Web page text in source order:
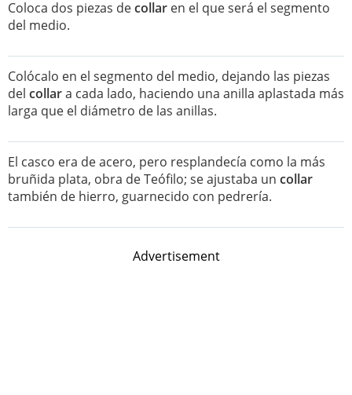
Coloca dos piezas decollar en el que será el segmento
del medio.
Colócalo en el segmento del medio, dejando las piezas
del collara cada lado, haciendo una anilla aplastada más
larga que el diámetro de las anillas.
El casco era de acero, pero resplandecía como la más
bruñida plata, obra de Teófilo; se ajustaba un collar
también de hierro, guarnecido con pedrería.
Advertisement